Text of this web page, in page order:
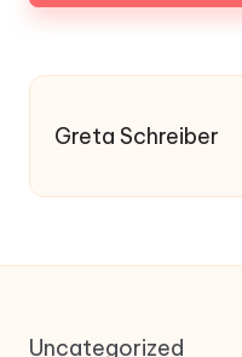
Greta Schreiber
Uncategorized